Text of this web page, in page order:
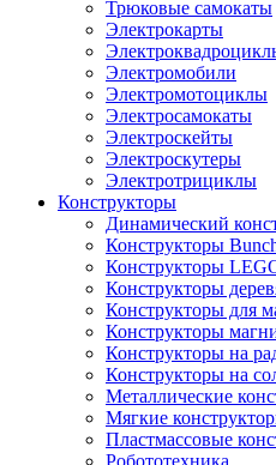
Трюковые самокаты
Электрокарты
Электромобили
Электромотоциклы
Электросамокаты
Электроскейты
Электроскутеры
Электротрициклы
Конструкторы
Динамический
Конструкторы
Конструкторы
Конструкторы
Конструкторы для
Конструкторы
Конструкторы на
Конструкторы на
Металлические
Мягкие
Пластмассовые
Робототехника